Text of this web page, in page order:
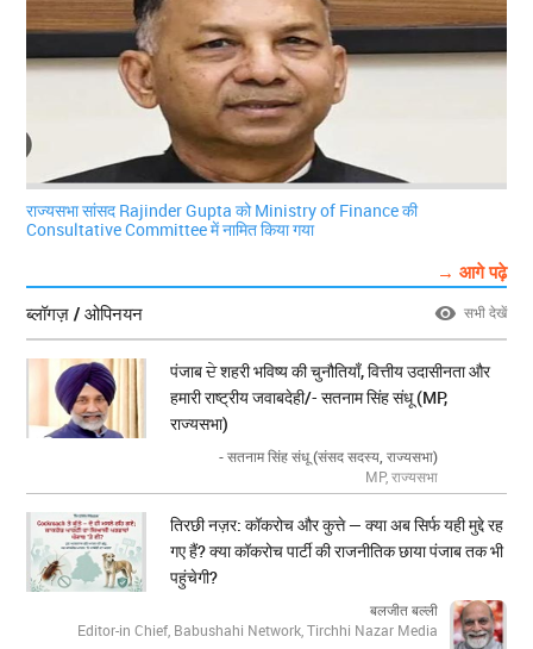
राज्यसभा सांसद Rajinder Gupta को Ministry of Finance की
Consultative Committee में नामित किया गया
→ आगे पढ़े
ब्लॉगज़ / ओपिनयन
सभी देखें
पंजाब ਦੇ शहरी भविष्य की चुनौतियाँ, वित्तीय उदासीनता और
हमारी राष्ट्रीय जवाबदेही/- सतनाम सिंह संधू (MP,
राज्यसभा)
- सतनाम सिंह संधू (संसद सदस्य, राज्यसभा)
MP, राज्यसभा
तिरछी नज़र: कॉकरोच और कुत्ते — क्या अब सिर्फ यही मुद्दे रह
गए हैं? क्या कॉकरोच पार्टी की राजनीतिक छाया पंजाब तक भी
पहुंचेगी?
बलजीत बल्ली
Editor-in Chief, Babushahi Network, Tirchhi Nazar Media